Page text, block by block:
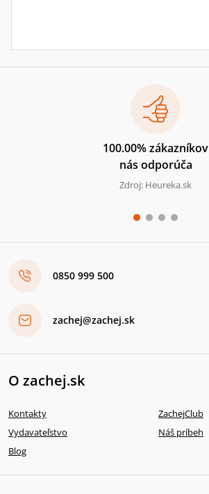
100.00% zákazníkov
nás odporúča
Zdroj: Heureka.sk
0850 999 500
zachej@zachej.sk
O zachej.sk
Kontakty
ZachejClub
Vydavateľstvo
Náš príbeh
Blog